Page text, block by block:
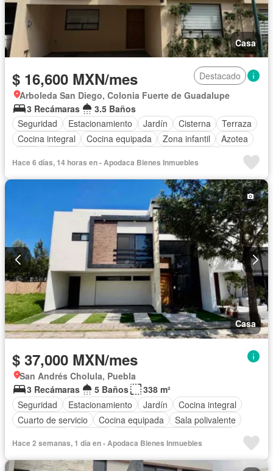
Casa
$ 16,600 MXN/mes
Destacado
Arboleda San Diego, Colonia Fuerte de Guadalupe
3 Recámaras
3.5 Baños
Seguridad
Estacionamiento Jardín Cisterna
Terraza
Cocina integral
Cocina equipada Zona infantil
Azotea
Sin amueblar
Hace 6 días, 14 horas en - Apodaca Bienes Inmuebles
Casa
$ 37,000 MXN/mes
San Andrés Cholula, Puebla
3 Recámaras
5 Baños
338 m²
Seguridad
Estacionamiento Jardín
Cocina integral
Cuarto de servicio
Cocina equipada
Sala polivalente
Electricidad
Asador Permite mascotas Sin amueblar
Hace 2 semanas, 1 día en - Apodaca Bienes Inmuebles